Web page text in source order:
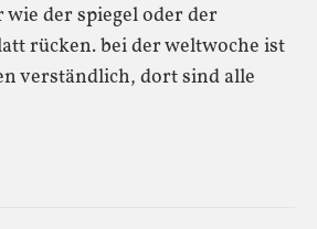
der spiegel oder der
rücken. bei der weltwoche ist
verständlich, dort sind alle